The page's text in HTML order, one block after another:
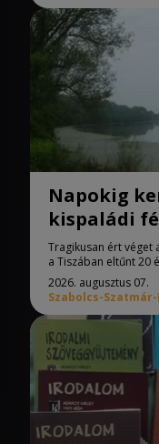
Napokig
kispaládi
Tragikusan ért véget
a Tiszában eltűnt 20
2026. augusztus 07.
Szabolcs-